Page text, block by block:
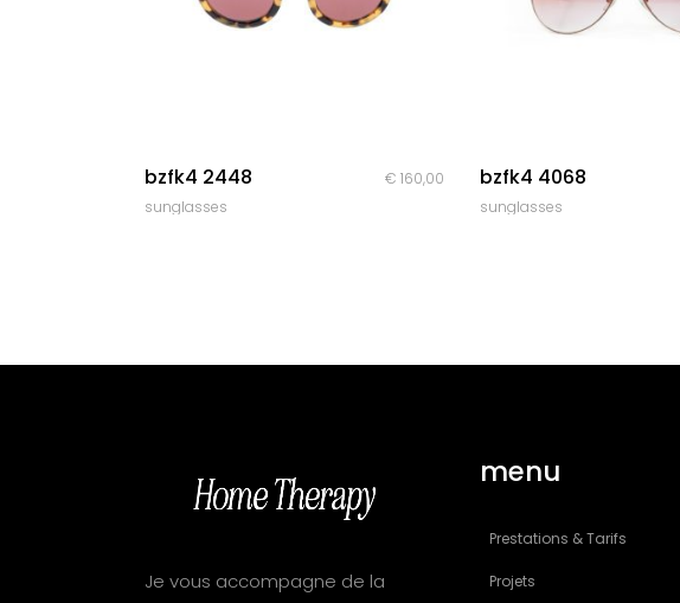
bzfk4 2448 € 160,00
sunglasses
bzfk4 4068
sunglasses
Je vous accompagne de la
menu
Prestations & Tarifs
Projets